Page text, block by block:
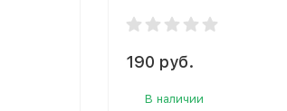
190 руб.
В наличии